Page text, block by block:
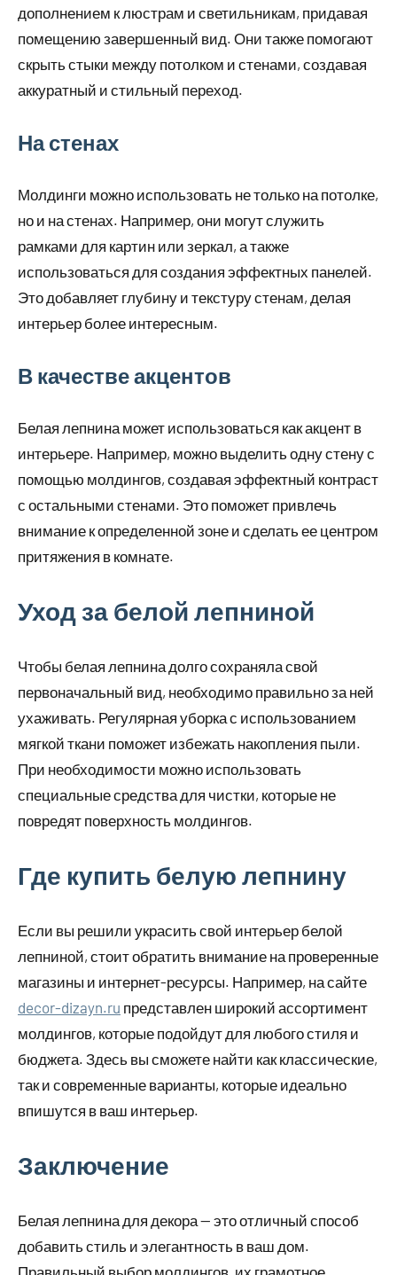
дополнением к люстрам и светильникам, придавая
помещению завершенный вид. Они также помогают
скрыть стыки между потолком и стенами, создавая
аккуратный и стильный переход.
На стенах
Молдинги можно использовать не только на потолке,
но и на стенах. Например, они могут служить
рамками для картин или зеркал, а также
использоваться для создания эффектных панелей.
Это добавляет глубину и текстуру стенам, делая
интерьер более интересным.
В качестве акцентов
Белая лепнина может использоваться как акцент в
интерьере. Например, можно выделить одну стену с
помощью молдингов, создавая эффектный контраст
с остальными стенами. Это поможет привлечь
внимание к определенной зоне и сделать ее центром
притяжения в комнате.
Уход за белой лепниной
Чтобы белая лепнина долго сохраняла свой
первоначальный вид, необходимо правильно за ней
ухаживать. Регулярная уборка с использованием
мягкой ткани поможет избежать накопления пыли.
При необходимости можно использовать
специальные средства для чистки, которые не
повредят поверхность молдингов.
Где купить белую лепнину
Если вы решили украсить свой интерьер белой
лепниной, стоит обратить внимание на проверенные
магазины и интернет-ресурсы. Например, на сайте
decor-dizayn.ru представлен широкий ассортимент
молдингов, которые подойдут для любого стиля и
бюджета. Здесь вы сможете найти как классические,
так и современные варианты, которые идеально
впишутся в ваш интерьер.
Заключение
Белая лепнина для декора — это отличный способ
добавить стиль и элегантность в ваш дом.